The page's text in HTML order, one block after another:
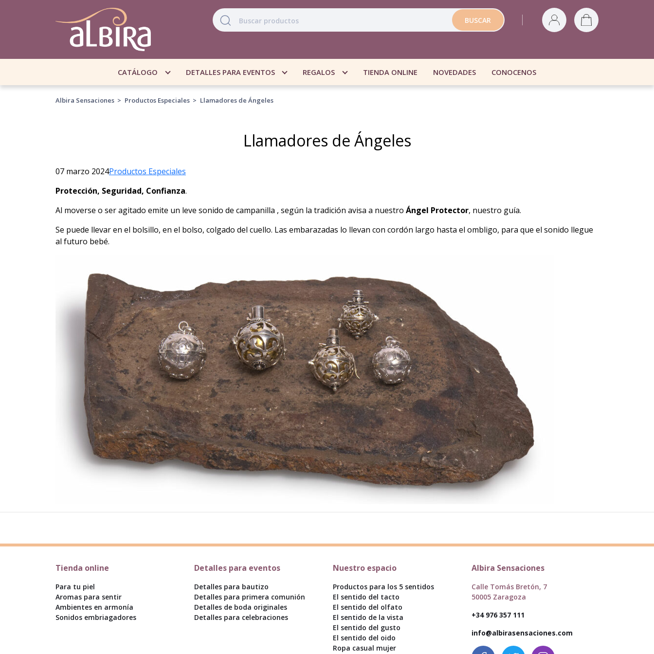
Buscar
productos
BUSCAR
CATÁLOGO DETALLES PARA EVENTOS REGALOS TIENDA ONLINE NOVEDADES CONOCENOS
Albira Sensaciones > Productos Especiales > Llamadores de Ángeles
Llamadores de Ángeles
07 marzo 2024Productos Especiales
Protección, Seguridad, Confianza.
Al moverse o ser agitado emite un leve sonido de campanilla , según la tradición avisa a nuestro Ángel Protector, nuestro guía.
Se puede llevar en el bolsillo, en el bolso, colgado del cuello. Las embarazadas lo llevan con cordón largo hasta el ombligo, para que el sonido llegue
al futuro bebé.
Tienda online
Para tu piel
Aromas para sentir
Ambientes en armonía
Sonidos embriagadores
Detalles para eventos
Detalles para bautizo
Detalles para primera comunión
Detalles de boda originales
Detalles para celebraciones
Nuestro espacio
Productos para los 5 sentidos
El sentido del tacto
El sentido del olfato
El sentido de la vista
El sentido del gusto
El sentido del oido
Ropa casual mujer
Albira Sensaciones
Calle Tomás Bretón, 7
50005 Zaragoza
+34 976 357 111
info@albirasensaciones.com